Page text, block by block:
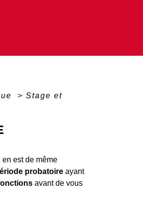
> Stage et
en est de même
probatoireayant
avant de vous